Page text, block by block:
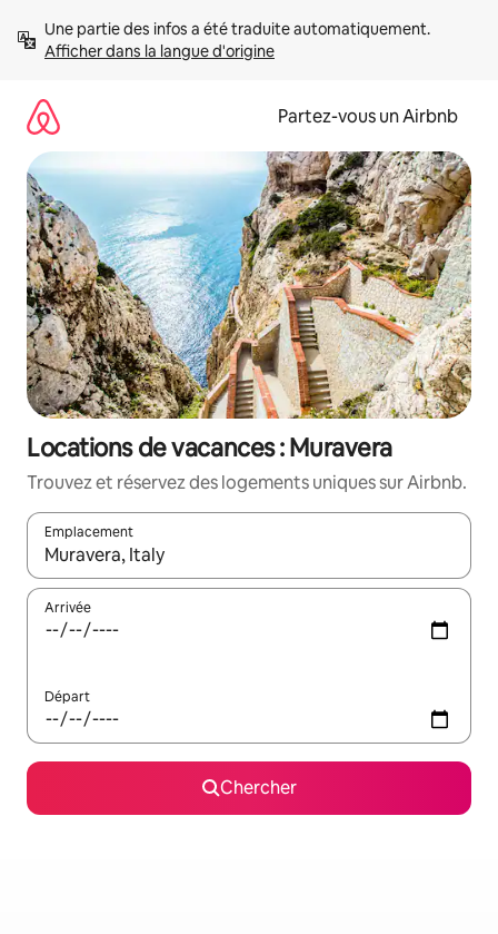
directement
Afficher dans la langue d'origine
Partez-vous un Airbnb
Locations de vacances : Muravera
Trouvez et réservez des logements uniques sur Airbnb.
Emplacement
Quand les résultats sont affichés, parcourez-les en utilisant
Arrivée
Départ
Chercher